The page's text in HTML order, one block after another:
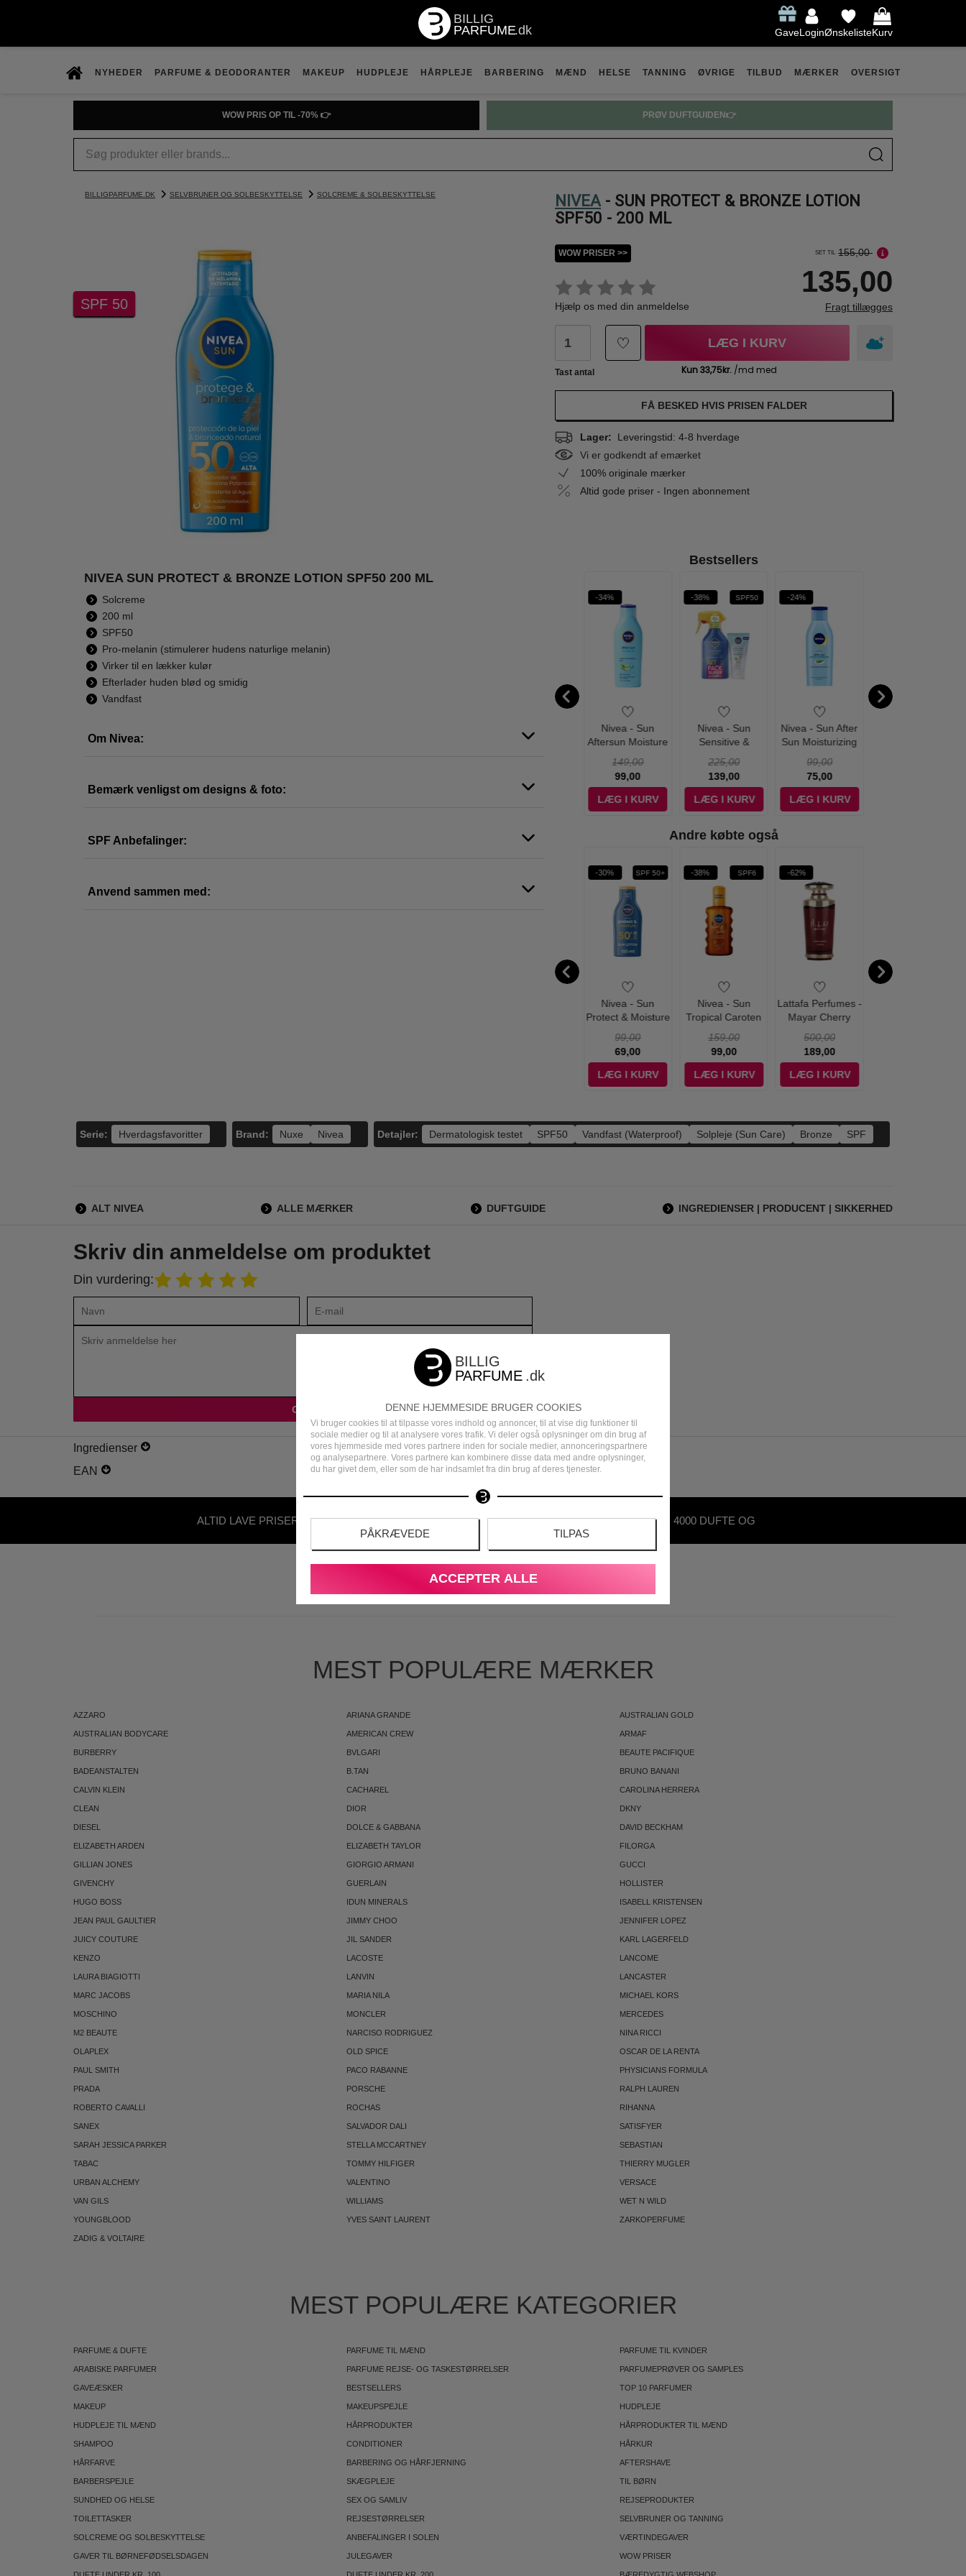
DENNE HJEMMESIDE BRUGER COOKIES
Vi bruger cookies til at tilpasse vores indhold og annoncer, til at vise dig funktioner til
sociale medier og til at analysere vores trafik. Vi deler også oplysninger om din brug af
vores hjemmeside med vores partnere inden for sociale medier, annonceringspartnere
og analysepartnere. Vores partnere kan kombinere disse data med andre oplysninger,
du har givet dem, eller som de har indsamlet fra din brug af deres tjenester.
PÅKRÆVEDE TILPAS
ACCEPTER ALLE
GaveLoginØnskelisteKurv
NYHEDER PARFUME & DEODORANTER MAKEUP HUDPLEJE HÅRPLEJE BARBERING MÆND HELSE TANNING ØVRIGE TILBUD MÆRKER OVERSIGT
WOW PRIS OP TIL -70% 👉 PRØV DUFTGUIDEN👉
BILLIGPARFUME.DK SELVBRUNER OG SOLBESKYTTELSE SOLCREME & SOLBESKYTTELSE NIVEA - SUN PROTECT & BRONZE LOTION
SPF50 - 200 ML
SPF 50
WOW PRISER >>
Hjælp os med din anmeldelse
SET TIL 155,00
135,00
Fragt tillægges
Tast antal
LÆG I KURV
FÅ BESKED HVIS PRISEN FALDER
Lager: Leveringstid: 4-8 hverdage
Vi er godkendt af emærket
100% originale mærker
Altid gode priser - Ingen abonnement
NIVEA SUN PROTECT & BRONZE LOTION SPF50 200 ML
Solcreme
200 ml
SPF50
Pro-melanin (stimulerer hudens naturlige melanin)
Virker til en lækker kulør
Efterlader huden blød og smidig
Vandfast
Om Nivea:
Bemærk venligst om designs & foto:
SPF Anbefalinger:
Anvend sammen med:
Bestsellers
Protect & Moisture
LÆG I KURV
LÆG I KURV
Protect & Moisture
-34%
Nivea - Sun
Aftersun Moisture
149,00
99,00
LÆG I KURV
-38% SPF50
Nivea - Sun
Sensitive &
& Aftersun Balm
225,00
139,00
LÆG I KURV
-24%
Nivea - Sun After
Sun Moisturizing
99,00
75,00
LÆG I KURV
Andre købte også
-30% SPF 50+
Nivea - Sun
Protect & Moisture
- 100 ml
99,00
69,00
LÆG I KURV
-38% SPF6
Nivea - Sun
Tropical Caroten
ml
159,00
99,00
LÆG I KURV
-62%
Lattafa Perfumes -
Mayar Cherry
Parfum - 100 ml
500,00
189,00
LÆG I KURV
Serie: Hverdagsfavoritter Brand: Nuxe Nivea Detajler: Dermatologisk testet SPF50 Vandfast (Waterproof) Solpleje (Sun Care) Bronze SPF
ALT NIVEA ALLE MÆRKER DUFTGUIDE INGREDIENSER | PRODUCENT | SIKKERHED
Skriv din anmeldelse om produktet
Din vurdering:
Ingredienser
EAN
ALTID LAVE PRISER - UDEN DANSK E-MÆRKET WEBSHOP OVER 4000 DUFTE OG
SKØNHEDSPRODUKTER
MEST POPULÆRE MÆRKER
AZZARO ARIANA GRANDE AUSTRALIAN GOLD
AUSTRALIAN BODYCARE AMERICAN CREW ARMAF
BURBERRY BVLGARI BEAUTE PACIFIQUE
BADEANSTALTEN B.TAN BRUNO BANANI
CALVIN KLEIN CACHAREL CAROLINA HERRERA
CLEAN DIOR DKNY
DIESEL DOLCE & GABBANA DAVID BECKHAM
ELIZABETH ARDEN ELIZABETH TAYLOR FILORGA
GILLIAN JONES GIORGIO ARMANI GUCCI
GIVENCHY GUERLAIN HOLLISTER
HUGO BOSS IDUN MINERALS ISABELL KRISTENSEN
JEAN PAUL GAULTIER JIMMY CHOO JENNIFER LOPEZ
JUICY COUTURE JIL SANDER KARL LAGERFELD
KENZO LACOSTE LANCOME
LAURA BIAGIOTTI LANVIN LANCASTER
MARC JACOBS MARIA NILA MICHAEL KORS
MOSCHINO MONCLER MERCEDES
M2 BEAUTE NARCISO RODRIGUEZ NINA RICCI
OLAPLEX OLD SPICE OSCAR DE LA RENTA
PAUL SMITH PACO RABANNE PHYSICIANS FORMULA
PRADA PORSCHE RALPH LAUREN
ROBERTO CAVALLI ROCHAS RIHANNA
SANEX SALVADOR DALI SATISFYER
SARAH JESSICA PARKER STELLA MCCARTNEY SEBASTIAN
TABAC TOMMY HILFIGER THIERRY MUGLER
URBAN ALCHEMY VALENTINO VERSACE
VAN GILS WILLIAMS WET N WILD
YOUNGBLOOD YVES SAINT LAURENT ZARKOPERFUME
ZADIG & VOLTAIRE
MEST POPULÆRE KATEGORIER
PARFUME & DUFTE PARFUME TIL MÆND PARFUME TIL KVINDER
ARABISKE PARFUMER PARFUME REJSE- OG TASKESTØRRELSER PARFUMEPRØVER OG SAMPLES
GAVEÆSKER BESTSELLERS TOP 10 PARFUMER
MAKEUP MAKEUPSPEJLE HUDPLEJE
HUDPLEJE TIL MÆND HÅRPRODUKTER HÅRPRODUKTER TIL MÆND
SHAMPOO CONDITIONER HÅRKUR
HÅRFARVE BARBERING OG HÅRFJERNING AFTERSHAVE
BARBERSPEJLE SKÆGPLEJE TIL BØRN
SUNDHED OG HELSE SEX OG SAMLIV REJSEPRODUKTER
TOILETTASKER REJSESTØRRELSER SELVBRUNER OG TANNING
SOLCREME OG SOLBESKYTTELSE ANBEFALINGER I SOLEN VÆRTINDEGAVER
GAVER TIL BØRNEFØDSELSDAGEN JULEGAVER WOW PRISER